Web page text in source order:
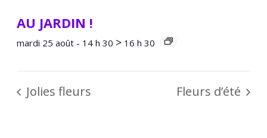
AU JARDIN !
mardi 25 août - 14 h 30 > 16 h 30
Jolies fleurs Fleurs d’été